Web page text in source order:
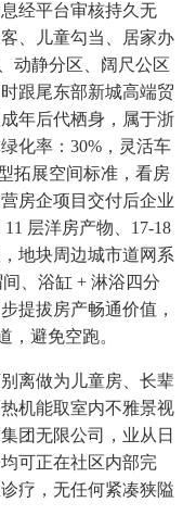
经平台审核持久无
、儿童勾当、居家办
动静分区、阔尺公区
跟尾东部新城高端贸
年后代栖身，属于浙
化率：30%，灵活车
拓展空间标准，看房
房企项目交付后企业
层洋房产物、17-18
地块周边城市道网系
、浴缸 + 淋浴四分
提拔房产畅通价值，
避免空跑。
离做为儿童房、长辈
机能取室内不雅景视
团无限公司，业从日
可正在社区内部完
疗，无任何紧凑狭隘